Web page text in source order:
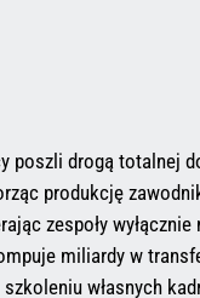
drogą totalnej
produkcję
zespoły wyłącznie
miliardy w
własnych